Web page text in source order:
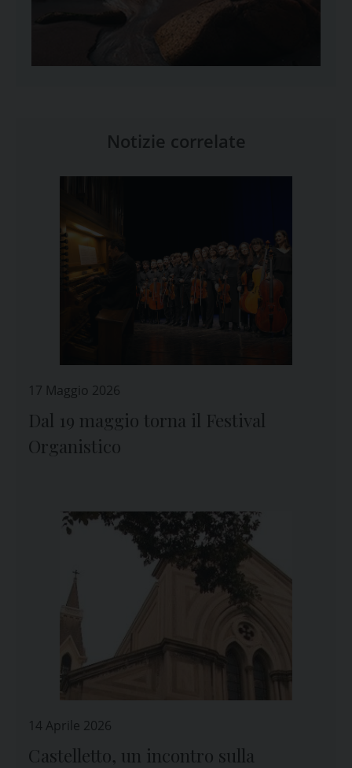
Notizie correlate
17 Maggio 2026
Dal 19 maggio torna il Festival
Organistico
14 Aprile 2026
Castelletto, un incontro sulla